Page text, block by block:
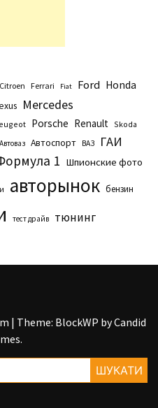
Citroen Ferrari Fiat Ford Honda
Mercedes
Porsche Renault Skoda
Автоваз Автоспорт ВАЗ ГАИ
1 Шпионские фото
авторынок бензин
тест драйв тюнинг
| Theme: BlockWP byCandid
.